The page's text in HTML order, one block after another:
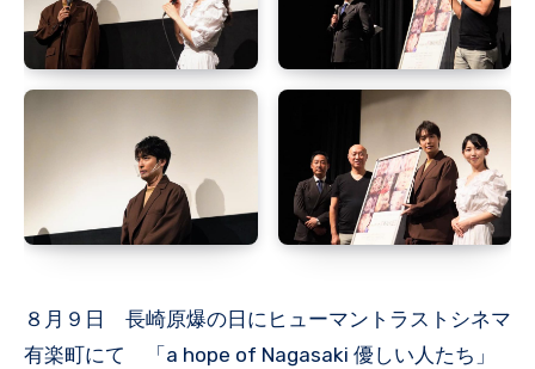
８月９日 長崎原爆の日にヒューマントラストシネマ
有楽町にて 「a hope of Nagasaki 優しい人たち」